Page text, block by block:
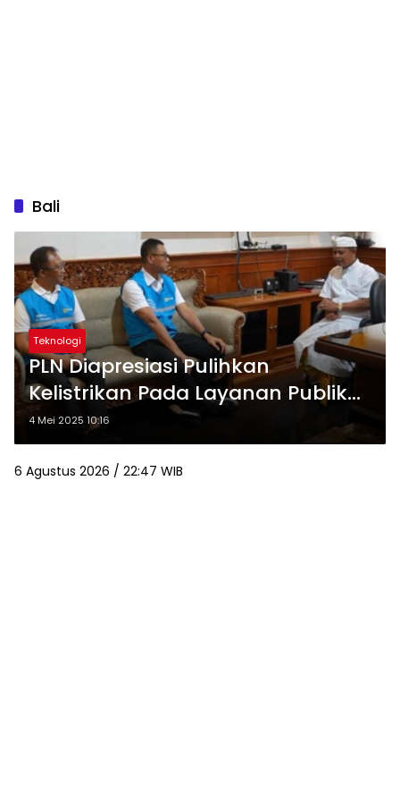
Bali
Teknologi
PLN Diapresiasi Pulihkan
Kelistrikan Pada Layanan Publik
Bali
4 Mei 2025 10:16
6 Agustus 2026 / 22:47 WIB